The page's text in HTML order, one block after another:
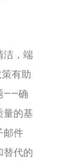
洁，端
有助
——确
量的基
邮件
替代的